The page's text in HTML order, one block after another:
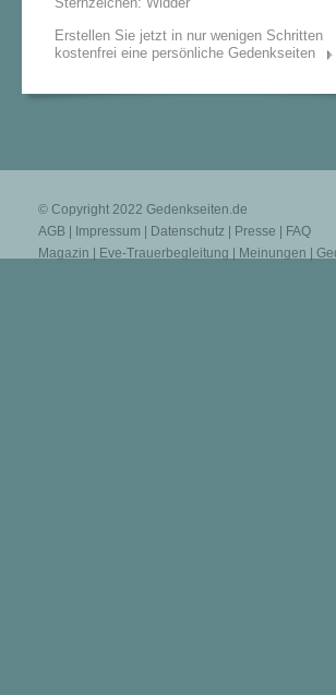
Erstellen Sie jetzt in nur wenigen Schritten
kostenfrei eine persönliche Gedenkseiten
© Copyright 2022 Gedenkseiten.de
AGB
Impressum Datenschutz Presse
FAQ
Magazin
Eve-Trauerbegleitung Meinungen